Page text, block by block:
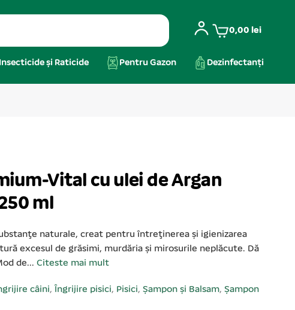
0,00 lei
și Raticide Pentru Gazon Dezinfectanți
Vital cu ulei de Argan
ml
naturale, creat pentru întreţinerea şi igienizarea
excesul de grăsimi, murdăria şi mirosurile neplăcute. Dă
de... Citeste mai mult
câini, Îngrijire pisici, Pisici, Șampon și Balsam, Șampon